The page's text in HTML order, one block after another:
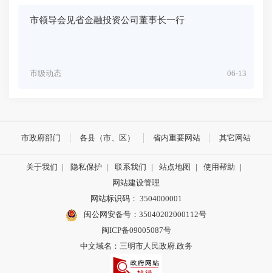
市领导会见省金融投资公司董事长一行
06-13
市级动态
市政府部门 各县（市、区） 省内重要网站 其它网站
关于我们 | 隐私保护 | 联系我们 | 站点地图 | 使用帮助
|
网站建设管理
网站标识码： 3504000001
闽公网安备号：35040202000112号
闽ICP备09005087号
中文域名：三明市人民政府.政务